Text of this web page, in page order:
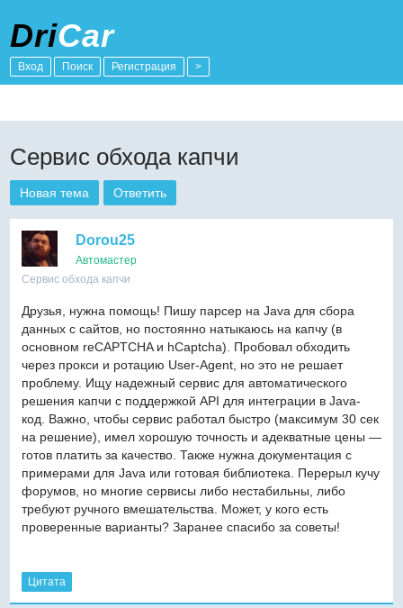
DriCar
Вход Поиск Регистрация >
Сервис обхода капчи
Новая тема Ответить
Dorou25
Автомастер
Сервис обхода капчи
Друзья, нужна помощь! Пишу парсер на Java для сбора
данных с сайтов, но постоянно натыкаюсь на капчу (в
основном reCAPTCHA и hCaptcha). Пробовал обходить
через прокси и ротацию User-Agent, но это не решает
проблему. Ищу надежный сервис для автоматического
решения капчи с поддержкой API для интеграции в Java-
код. Важно, чтобы сервис работал быстро (максимум 30 сек
на решение), имел хорошую точность и адекватные цены —
готов платить за качество. Также нужна документация с
примерами для Java или готовая библиотека. Перерыл кучу
форумов, но многие сервисы либо нестабильны, либо
требуют ручного вмешательства. Может, у кого есть
проверенные варианты? Заранее спасибо за советы!
Цитата